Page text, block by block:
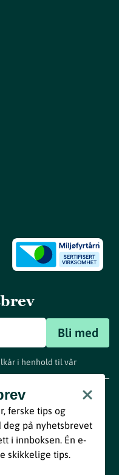
Bli med
i henhold til vår
ferske tips og
på nyhetsbrevet
i innboksen. Én e-
skikkelige tips.